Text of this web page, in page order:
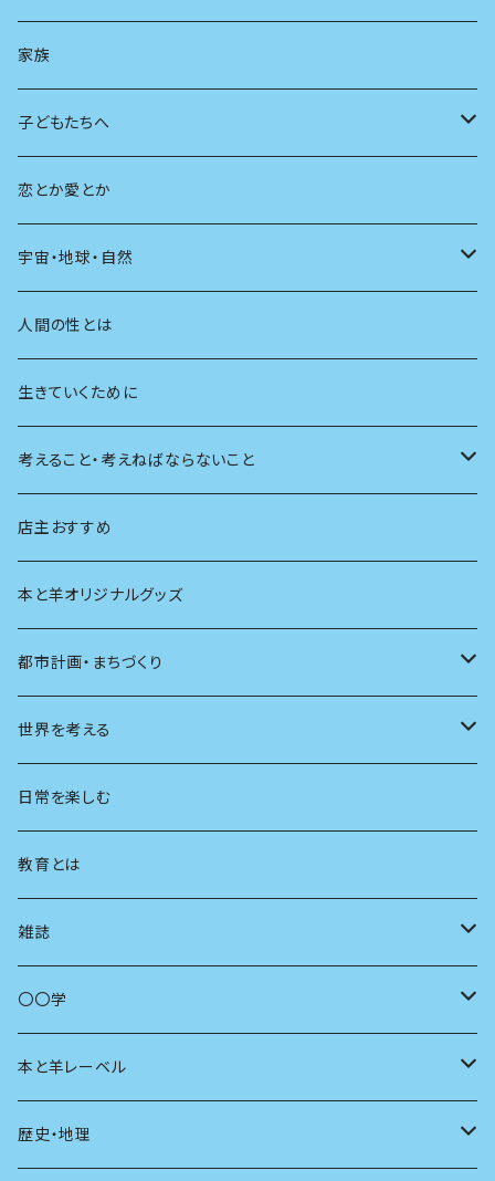
AIと社会
広告
日本の芸能
学ぶ楽しみ
現在
未来
旅
人生
家族
子どもたちへ
教育
友達
学校
恋とか愛とか
宇宙・地球・自然
動物
植物
天体
生物
人間の性とは
生きていくために
考えること・考えねばならないこと
創元社 シリーズ「あいだで考える」
店主おすすめ
本と羊オリジナルグッズ
都市計画・まちづくり
都市
地方
まちづくり
コミュニティ
商いとは
世界を考える
思想
日常を楽しむ
教育とは
雑誌
母の友
ユリイカ
現代思想
〇〇学
動物
自然
本と羊レーベル
電子版（EPub）
歴史・地理